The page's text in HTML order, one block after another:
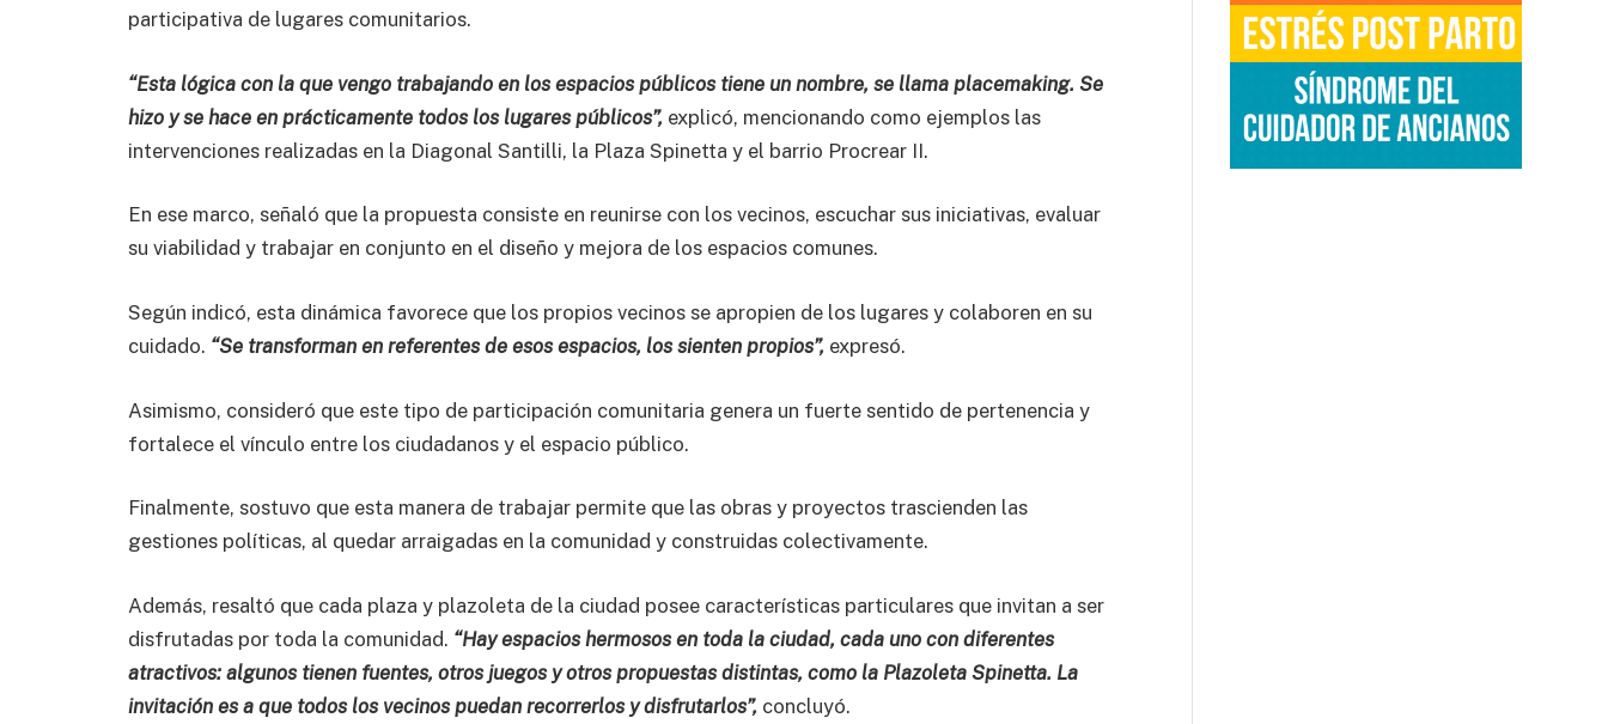
participativa de lugares comunitarios.
“Esta lógica con la que vengo trabajando en los espacios públicos tiene un nombre, se llama placemaking. Se
hizo y se hace en prácticamente todos los lugares públicos”, explicó, mencionando como ejemplos las
intervenciones realizadas en la Diagonal Santilli, la Plaza Spinetta y el barrio Procrear II.
En ese marco, señaló que la propuesta consiste en reunirse con los vecinos, escuchar sus iniciativas, evaluar
su viabilidad y trabajar en conjunto en el diseño y mejora de los espacios comunes.
Según indicó, esta dinámica favorece que los propios vecinos se apropien de los lugares y colaboren en su
cuidado. “Se transforman en referentes de esos espacios, los sienten propios”, expresó.
Asimismo, consideró que este tipo de participación comunitaria genera un fuerte sentido de pertenencia y
fortalece el vínculo entre los ciudadanos y el espacio público.
Finalmente, sostuvo que esta manera de trabajar permite que las obras y proyectos trascienden las
gestiones políticas, al quedar arraigadas en la comunidad y construidas colectivamente.
Además, resaltó que cada plaza y plazoleta de la ciudad posee características particulares que invitan a ser
disfrutadas por toda la comunidad. “Hay espacios hermosos en toda la ciudad, cada uno con diferentes
atractivos: algunos tienen fuentes, otros juegos y otros propuestas distintas, como la Plazoleta Spinetta. La
invitación es a que todos los vecinos puedan recorrerlos y disfrutarlos”, concluyó.